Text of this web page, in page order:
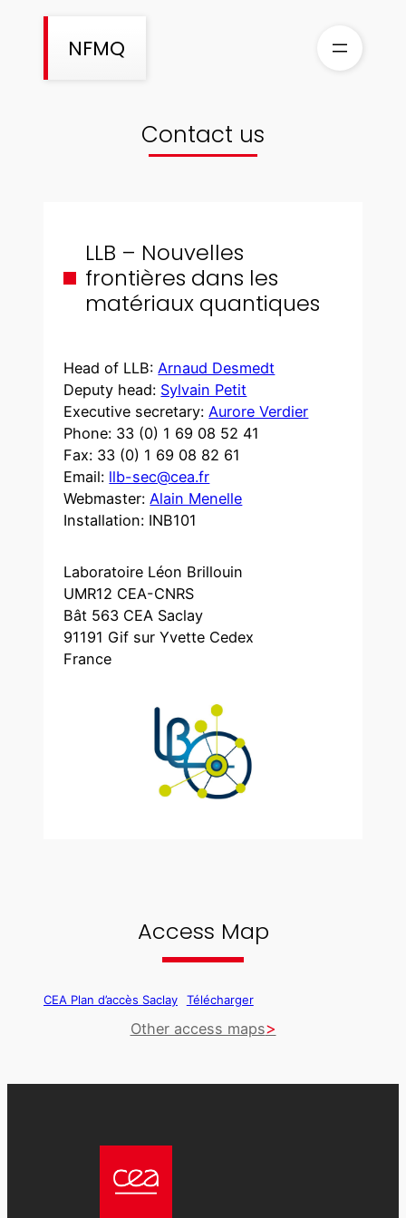
NFMQ
Contact us
LLB – Nouvelles
frontières dans les
matériaux quantiques
Head of LLB:Arnaud Desmedt
Deputy head: Sylvain Petit
Executive secretary:Aurore Verdier
Phone: 33 (0) 1 69 08 52 41
Fax: 33 (0) 1 69 08 82 61
Email: llb-sec@cea.fr
Webmaster:Alain Menelle
Installation: INB101
Laboratoire Léon Brillouin
UMR12 CEA-CNRS
Bât 563 CEA Saclay
91191 Gif sur Yvette Cedex
France
Access Map
CEA Plan d’accès Saclay Télécharger
Other access maps